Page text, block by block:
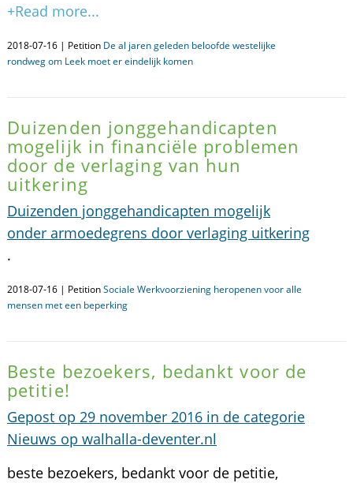
+Read more...
2018-07-16 | Petition De al jaren geleden beloofde westelijke
rondweg om Leek moet er eindelijk komen
Duizenden jonggehandicapten
mogelijk in financiële problemen
door de verlaging van hun
uitkering
Duizenden jonggehandicapten mogelijk
onder armoedegrens door verlaging uitkering
.
2018-07-16 | PetitionSociale Werkvoorziening heropenen voor alle
mensen met een beperking
Beste bezoekers, bedankt voor de
petitie!
Gepost op 29 november 2016 in de categorie
Nieuws op walhalla-deventer.nl
beste bezoekers, bedankt voor de petitie,